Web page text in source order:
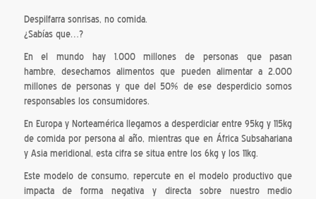
Despilfarra sonrisas, no comida.
¿Sabías que…?
En el mundo hay 1.000 millones de personas que pasan
hambre, desechamos alimentos que pueden alimentar a 2.000
millones de personas y que del 50% de ese desperdicio somos
responsables los consumidores.
En Europa y Norteamérica llegamos a desperdiciar entre 95kg y 115kg
de comida por persona al año, mientras que en África Subsahariana
y Asia meridional, esta cifra se situa entre los 6kg y los 11kg.
Este modelo de consumo, repercute en el modelo productivo que
impacta de forma negativa y directa sobre nuestro medio